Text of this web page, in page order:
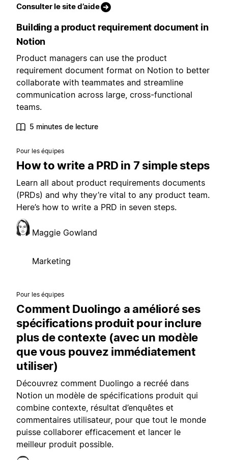
Consulter le site d’aide
Building a product requirement document in
Notion
Product managers can use the product
requirement document format on Notion to better
collaborate with teammates and streamline
communication across large, cross-functional
teams.
5 minutes de lecture
Pour les équipes
How to write a PRD in 7 simple steps
Learn all about product requirements documents
(PRDs) and why they’re vital to any product team.
Here’s how to write a PRD in seven steps.
Maggie Gowland
Marketing
Pour les équipes
Comment Duolingo a amélioré ses
spécifications produit pour inclure
plus de contexte (avec un modèle
que vous pouvez immédiatement
utiliser)
Découvrez comment Duolingo a recréé dans
Notion un modèle de spécifications produit qui
combine contexte, résultat d’enquêtes et
commentaires utilisateur, pour que tout le monde
puisse collaborer efficacement et lancer le
meilleur produit possible.